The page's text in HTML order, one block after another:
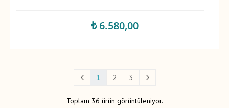
₺ 6.580,00
1 2 3
Toplam 36 ürün görüntüleniyor.